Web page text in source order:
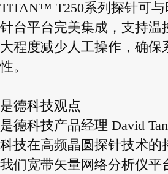
TITAN™ T250系列探针可
针台平台完美集成，支持温
大程度减少人工操作，确保
性。
是德科技观点
是德科技产品经理 David
科技在高频晶圆探针技术的
我们宽带矢量网络分析仪平